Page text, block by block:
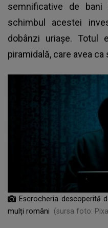
semnificative de
schimbul acestei
dobânzi uriașe. Totul
piramidală, care avea
Escrocheria descoperită
mulți români
(sursa foto: